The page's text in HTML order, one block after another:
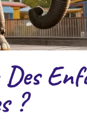
Des
?